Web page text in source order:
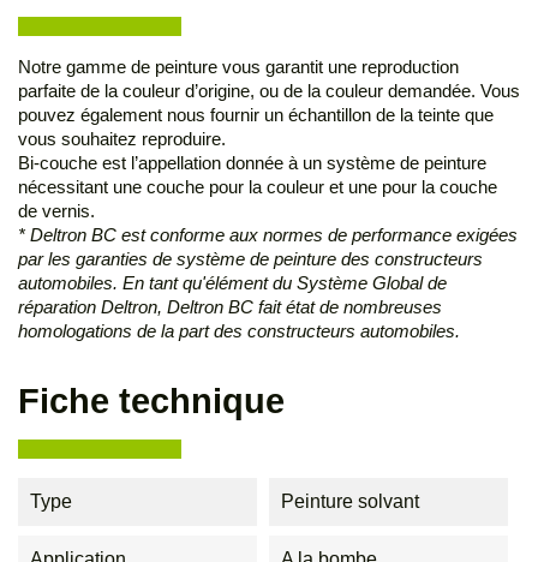
Notre gamme de peinture vous garantit une reproduction
parfaite de la couleur d’origine, ou de la couleur demandée. Vous
pouvez également nous fournir un échantillon de la teinte que
vous souhaitez reproduire.
Bi-couche est l’appellation donnée à un système de peinture
nécessitant une couche pour la couleur et une pour la couche
de vernis.
* Deltron BC est conforme aux normes de performance exigées
par les garanties de système de peinture des constructeurs
automobiles. En tant qu'élément du Système Global de
réparation Deltron, Deltron BC fait état de nombreuses
homologations de la part des constructeurs automobiles.
Fiche technique
Type Peinture solvant